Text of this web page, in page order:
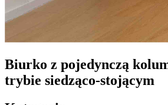
Biurko z pojedynczą
trybie siedząco-stojącym